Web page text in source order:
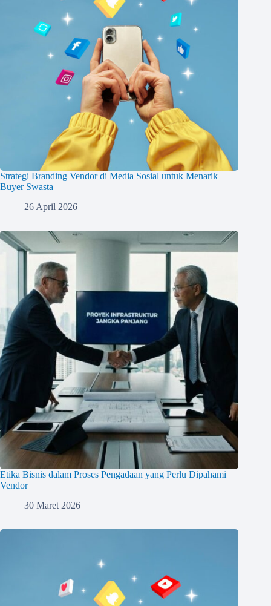
Strategi Branding Vendor di Media Sosial untuk Menarik
Buyer Swasta
26 April 2026
Etika Bisnis dalam Proses Pengadaan yang Perlu Dipahami
Vendor
30 Maret 2026